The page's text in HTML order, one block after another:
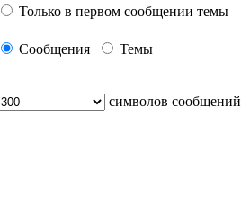
Только в первом сообщении темы
Сообщения Темы
символов сообщений